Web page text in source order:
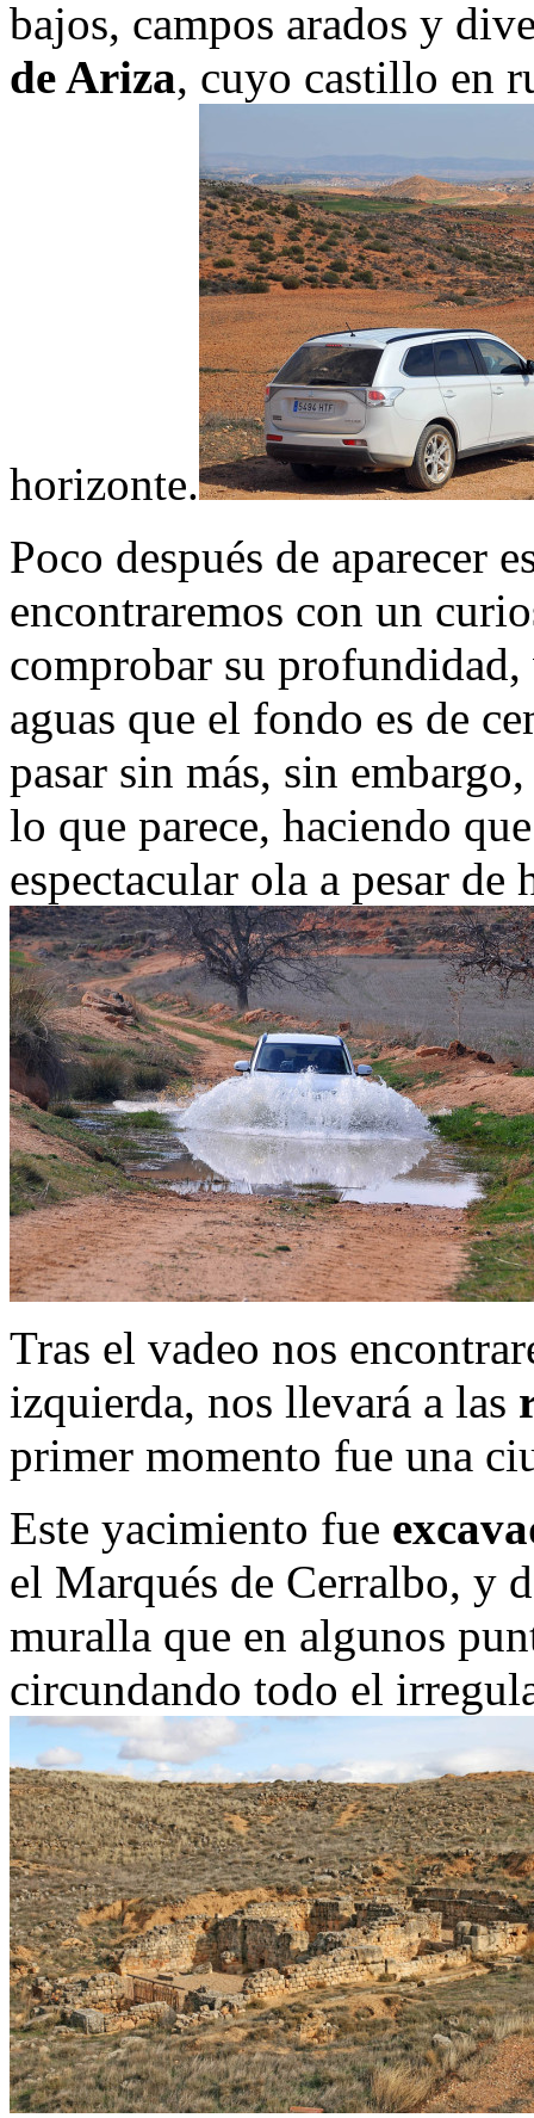
bajos, campos arados y
de Ariza, cuyo castillo en
horizonte.
Poco después de aparecer
encontraremos con un
comprobar su profundidad,
aguas que el fondo es de
pasar sin más, sin
lo que parece, haciendo
espectacular ola a pesar de
Tras el vadeo nos
izquierda, nos llevará a las
primer momento fue una
Este yacimiento fue
el Marqués de Cerralbo, y
muralla que en algunos
circundando todo el